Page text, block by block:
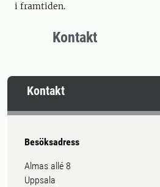
i framtiden.
Kontakt
Kontakt
Besöksadress
Almas allé 8
Uppsala